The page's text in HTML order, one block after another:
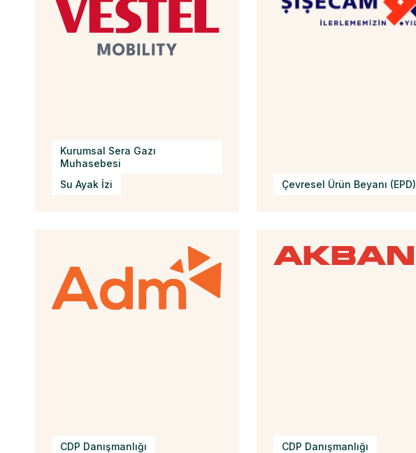
Kurumsal Sera Gazı
Muhasebesi
Su Ayak İzi
Çevresel Ürün Beyanı (EPD)
CDP Danışmanlığı CDP Danışmanlığı